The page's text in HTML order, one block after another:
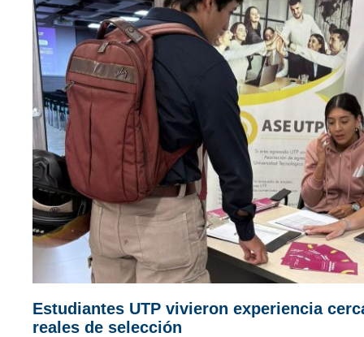
Estudiantes UTP vivieron experiencia
reales de selección